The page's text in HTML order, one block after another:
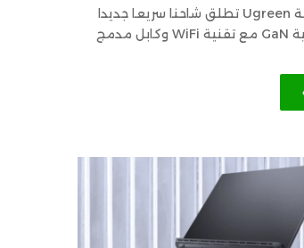
هذا الموضوع شركة Ugreen تطلق شاحنا سريعا جديدا
بقدرة 160 W بتقنية GaN مع تقنية WiFi وكابل مدمج